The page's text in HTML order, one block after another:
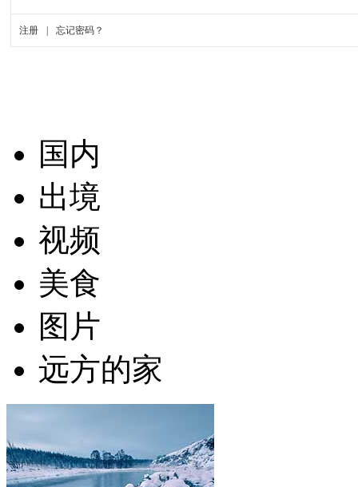
国内
出境
视频
美食
图片
远方的家